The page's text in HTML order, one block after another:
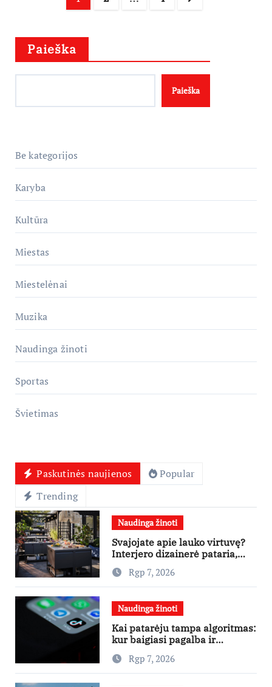
Paieška
Paieška
Be kategorijos
Karyba
Kultūra
Miestas
Miestelėnai
Muzika
Naudinga žinoti
Sportas
Švietimas
Paskutinės naujienos
Popular
Trending
Naudinga žinoti
Svajojate apie lauko virtuvę?
Interjero dizainerė pataria,
nuo ko pradėti
Rgp 7, 2026
Naudinga žinoti
Kai patarėju tampa algoritmas:
kur baigiasi pagalba ir
prasideda reklama?
Rgp 7, 2026